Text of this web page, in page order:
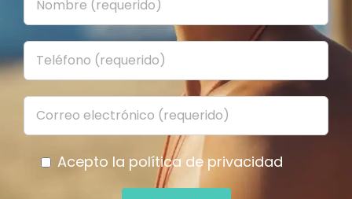
Acepto la política de privacidad